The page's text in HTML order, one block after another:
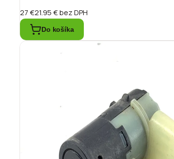
27 €21.95 €bez DPH
Do košíka